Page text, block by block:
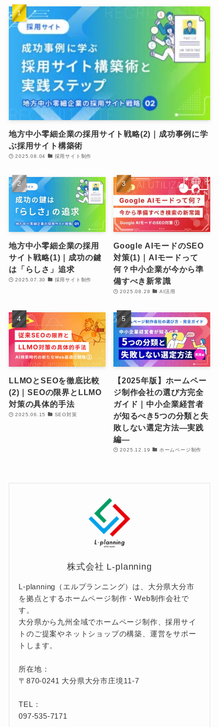
地方中小零細企業の採用サイト戦略(2)｜成功事例に学
ぶ採用サイト構築術
2025.08.04 採用サイト制作
地方中小零細企業の採用
サイト戦略(1)｜成功の鍵
は「らしさ」追求
2025.07.30 採用サイト制作
Google AIモードのSEO
対策(1)｜AIモードって
何？中小企業が今から準
備すべき新常識
2025.08.28 AI活用
LLMOとSEOを徹底比較
(2)｜SEOの限界とLLMO
対策の具体的手法
2025.06.15 SEO対策
【2025年版】ホームペー
ジ制作会社の選び方完全
ガイド｜中小企業経営者
が知るべき5つの分類と失
敗しない選定方法―実践
編―
2025.12.19 ホームページ制作
株式会社 L-planning
L-planning（エルプランニング）は、大分県大分市
を拠点とするホームページ制作・Web制作会社で
す。
大分県から九州全域でホームページ制作、採用サイ
トのご提案やネットショップの構築、運営をサポー
トします。
所在地：
〒870-0241 大分県大分市庄境11-7
TEL：
097-535-7171